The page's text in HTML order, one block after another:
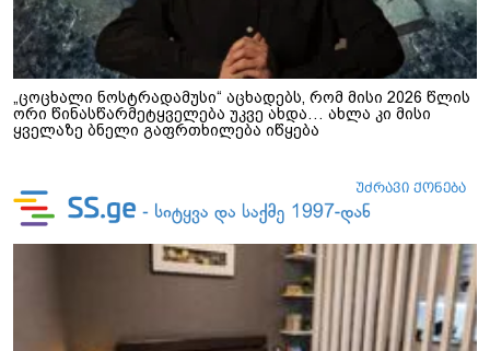
„ცოცხალი ნოსტრადამუსი“ აცხადებს, რომ მისი 2026 წლის
ორი წინასწარმეტყველება უკვე ახდა… ახლა კი მისი
ყველაზე ბნელი გაფრთხილება იწყება